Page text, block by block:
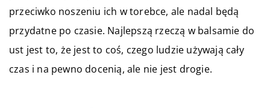
przeciwko noszeniu ich w torebce, ale nadal będą
przydatne po czasie. Najlepszą rzeczą w balsamie do
ust jest to, że jest to coś, czego ludzie używają cały
czas i na pewno docenią, ale nie jest drogie.